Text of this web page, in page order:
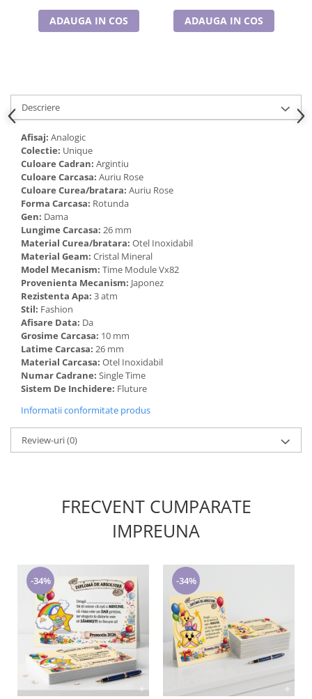
Cadouri pentru Sfânta Maria
ADAUGA IN COS ADAUGA IN COS
Descriere
Afisaj: Analogic
Colectie: Unique
Culoare Cadran: Argintiu
Culoare Carcasa: Auriu Rose
Culoare Curea/bratara: Auriu Rose
Forma Carcasa: Rotunda
Gen: Dama
Lungime Carcasa: 26 mm
Material Curea/bratara: Otel Inoxidabil
Material Geam: Cristal Mineral
Model Mecanism: Time Module Vx82
Provenienta Mecanism: Japonez
Rezistenta Apa: 3 atm
Stil: Fashion
Afisare Data: Da
Grosime Carcasa: 10 mm
Latime Carcasa: 26 mm
Material Carcasa: Otel Inoxidabil
Numar Cadrane: Single Time
Sistem De Inchidere: Fluture
Informatii conformitate produs
Review-uri(0)
FRECVENT CUMPARATE
IMPREUNA
-34% -34%